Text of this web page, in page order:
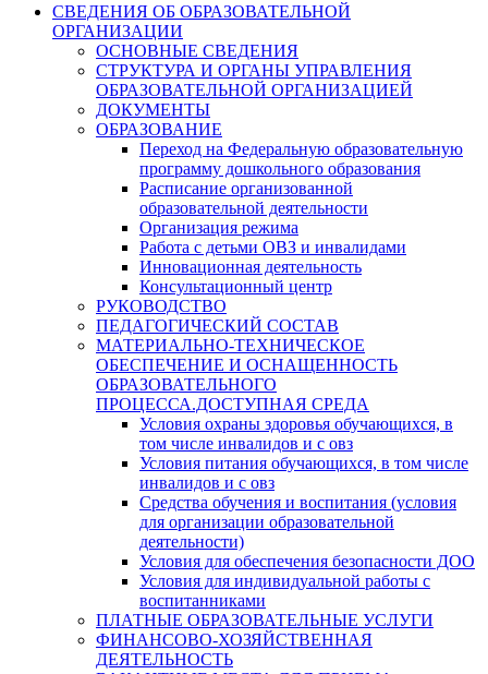
СВЕДЕНИЯ ОБ ОБРАЗОВАТЕЛЬНОЙ
ОРГАНИЗАЦИИ
ОСНОВНЫЕ СВЕДЕНИЯ
СТРУКТУРА И ОРГАНЫ УПРАВЛЕНИЯ
ОБРАЗОВАТЕЛЬНОЙ ОРГАНИЗАЦИЕЙ
ДОКУМЕНТЫ
ОБРАЗОВАНИЕ
Переход на Федеральную образовательную
программу дошкольного образования
Расписание организованной
образовательной деятельности
Организация режима
Работа с детьми ОВЗ и инвалидами
Инновационная деятельность
Консультационный центр
РУКОВОДСТВО
ПЕДАГОГИЧЕСКИЙ СОСТАВ
МАТЕРИАЛЬНО-ТЕХНИЧЕСКОЕ
ОБЕСПЕЧЕНИЕ И ОСНАЩЕННОСТЬ
ОБРАЗОВАТЕЛЬНОГО
ПРОЦЕССА.ДОСТУПНАЯ СРЕДА
Условия охраны здоровья обучающихся, в
том числе инвалидов и с овз
Условия питания обучающихся, в том числе
инвалидов и с овз
Средства обучения и воспитания (условия
для организации образовательной
деятельности)
Условия для обеспечения безопасности ДОО
Условия для индивидуальной работы с
воспитанниками
ПЛАТНЫЕ ОБРАЗОВАТЕЛЬНЫЕ УСЛУГИ
ФИНАНСОВО-ХОЗЯЙСТВЕННАЯ
ДЕЯТЕЛЬНОСТЬ